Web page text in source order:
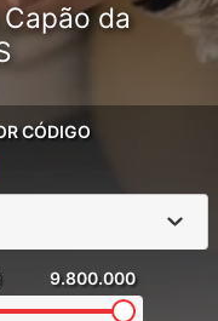
da
CÓDIGO
9.800.000